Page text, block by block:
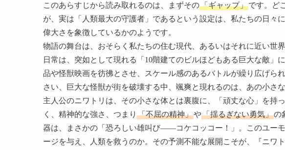
このあらすじから読み取れるのは、まずその「ギャップ」です。ど
が、実は「人類最大の守護者」であるという設定は、私たちの日々
偉大さを象徴しているかのようです。
物語の舞台は、おそらく私たちの住む現代、あるいはそれに近い世
日常は、突如として現れる「10階建てのビルほどもある巨大な敵」
品や怪獣映画を彷彿とさせ、スケール感のあるバトルが繰り広げら
さい、巨大な怪獣が街を破壊する中、颯爽と現れるのは、あの小さ
主人公のニワトリは、その小さな体とは裏腹に、「頑丈な心」を持
く、精神的な強さ、つまり 「不屈の精神」や「揺るぎない勇気」の
器は、まさかの「恐ろしい雄叫び――コケコッコー！」。このユー
ージを与え、人類を救うのか。その予測不能な展開こそが、『ニワ